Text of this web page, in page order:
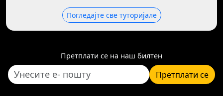
Погледајте све туторијале
Претплати се на наш билтен
Претплати се